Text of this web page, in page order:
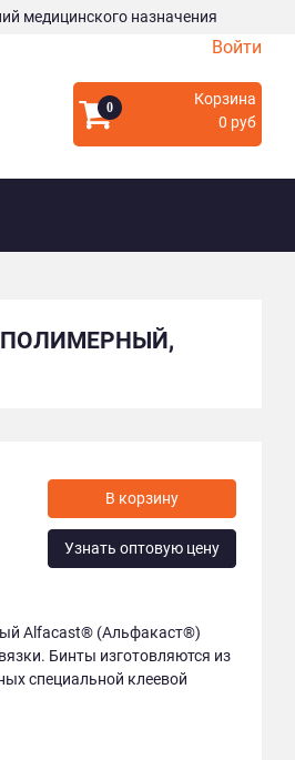
медицинского назначения
Войти
0
Корзина
0 руб
ПОЛИМЕРНЫЙ,
В корзину
Узнать оптовую цену
Alfacast® (Альфакаст®)
Бинты изготовляются из
специальной клеевой